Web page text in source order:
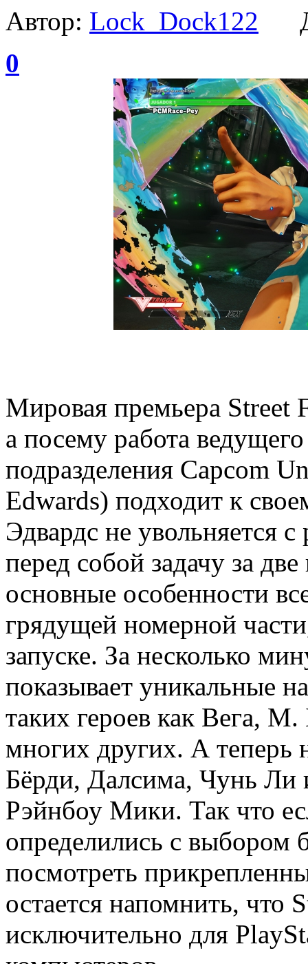
Автор: Lock_Dock122
0
Мировая премьера Street
а посему работа
подразделения Capcom
Edwards) подходит к
Эдвардс не увольняется
перед собой задачу за
основные особенности
грядущей номерной
запуске. За несколько
показывает уникальные
таких героев как Вега,
многих других. А теперь
Бёрди, Далсима, Чунь
Рэйнбоу Мики. Так что
определились с выбором
посмотреть
остается напомнить, что
исключительно для